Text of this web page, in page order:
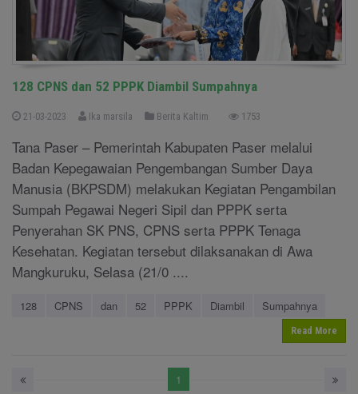
128 CPNS dan 52 PPPK Diambil Sumpahnya
21-03-2023 Ika marsila Berita Kaltim 1753
Tana Paser – Pemerintah Kabupaten Paser melalui
Badan Kepegawaian Pengembangan Sumber Daya
Manusia (BKPSDM) melakukan Kegiatan Pengambilan
Sumpah Pegawai Negeri Sipil dan PPPK serta
Penyerahan SK PNS, CPNS serta PPPK Tenaga
Kesehatan. Kegiatan tersebut dilaksanakan di Awa
Mangkuruku, Selasa (21/0 ....
128 CPNS dan 52 PPPK Diambil Sumpahnya
Read More
1